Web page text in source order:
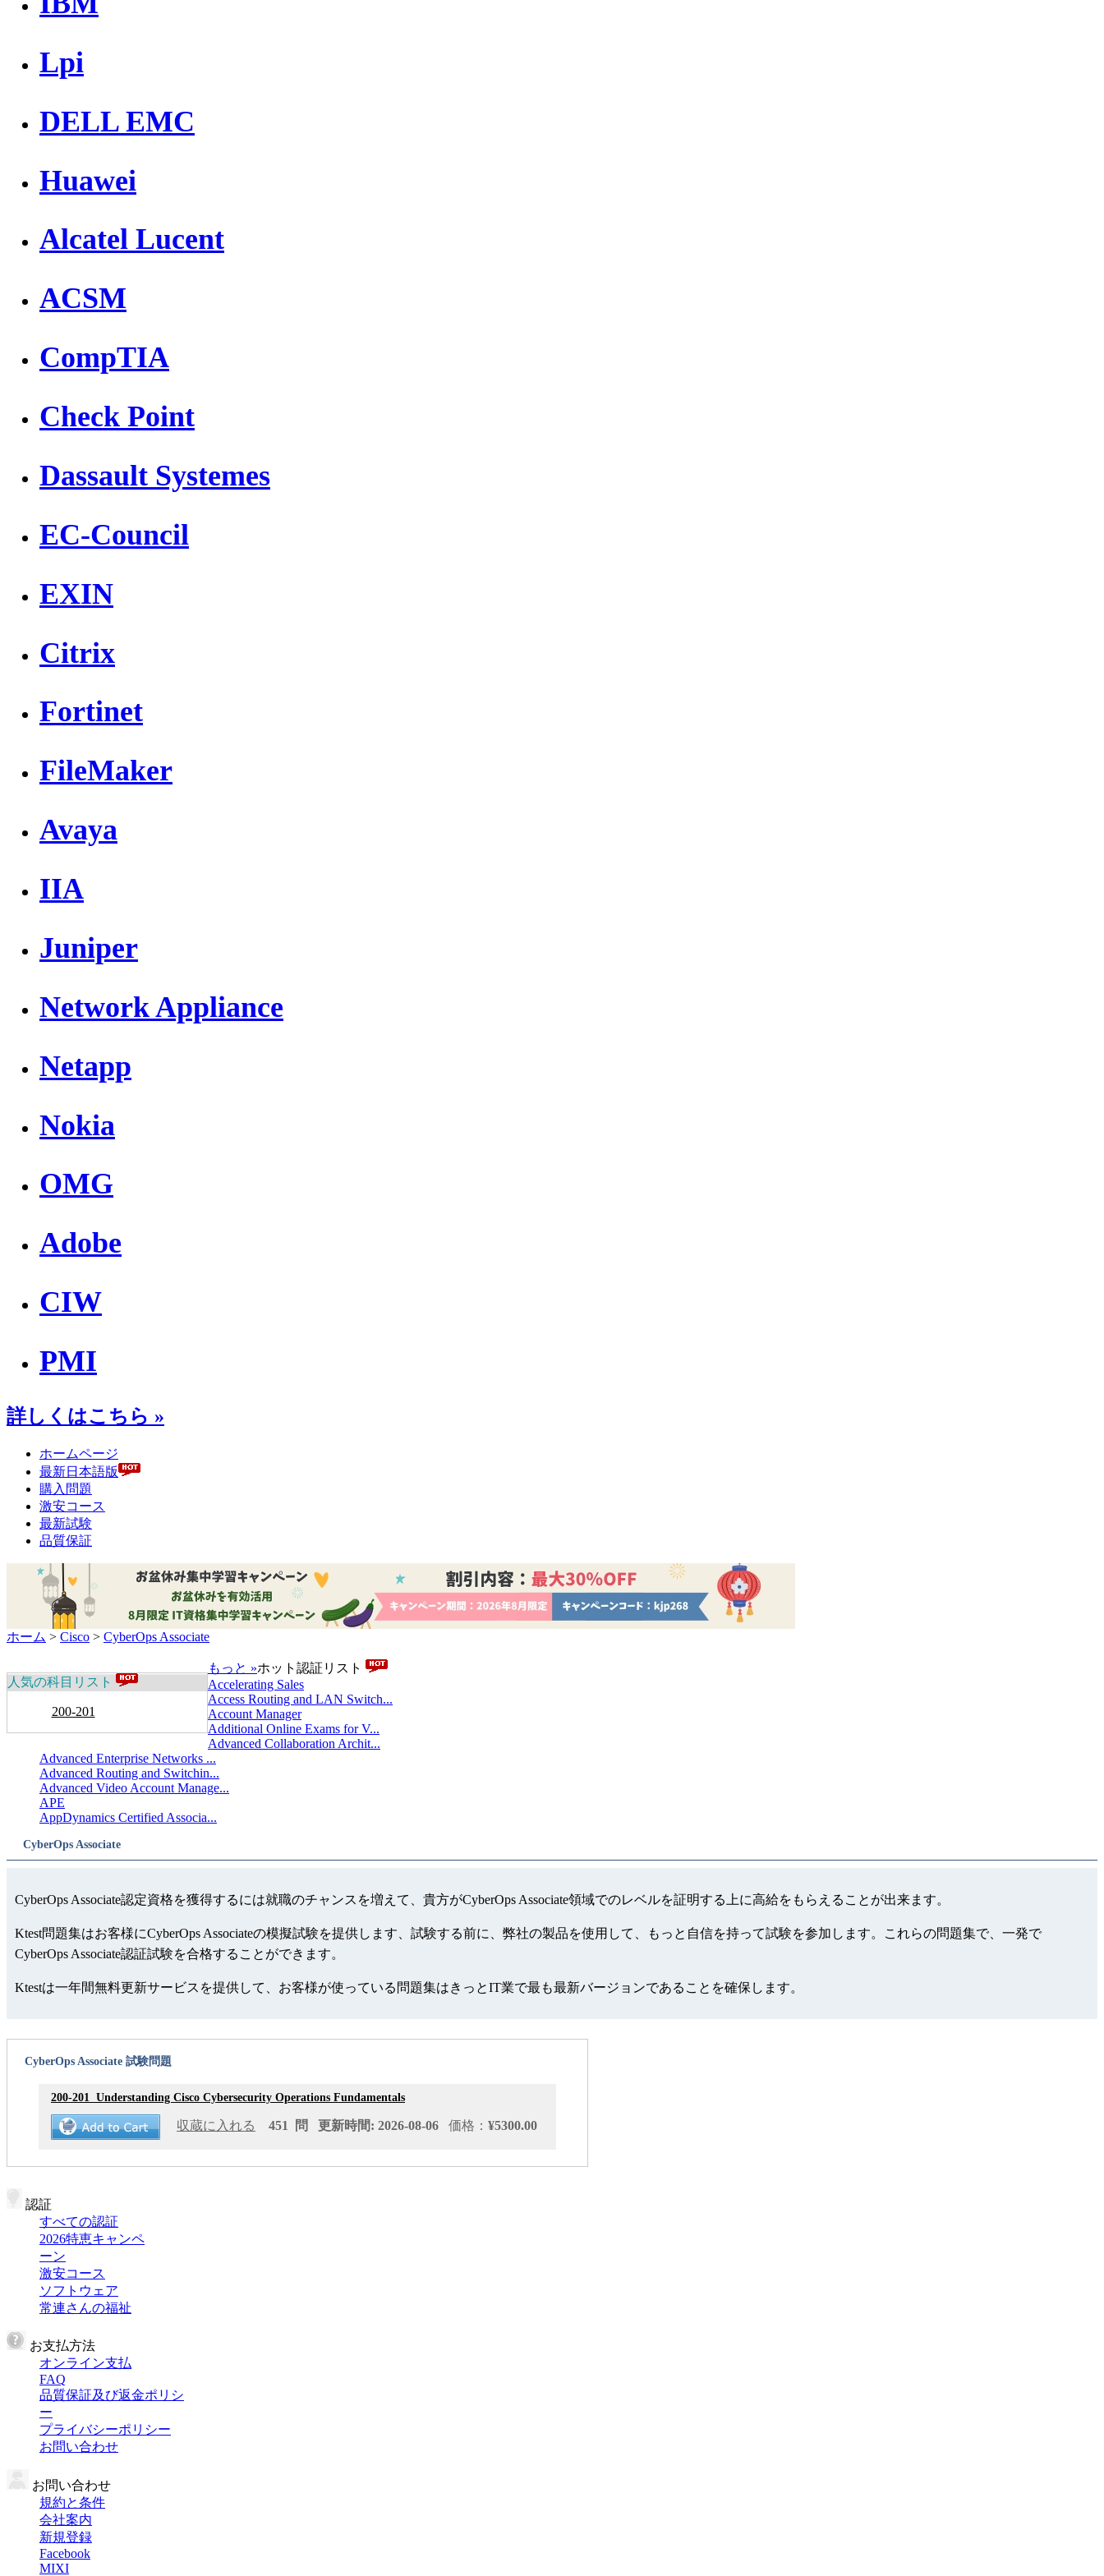
Lpi
DELL EMC
Huawei
Alcatel Lucent
ACSM
CompTIA
Check Point
Dassault Systemes
EC-Council
EXIN
Citrix
Fortinet
FileMaker
Avaya
IIA
Juniper
Network Appliance
Netapp
Nokia
OMG
Adobe
CIW
PMI
詳しくはこちら »
ホームページ
最新日本語版
購入問題
激安コース
最新試験
品質保証
ホーム > Cisco > CyberOps Associate
人気の科目リスト
200-201
もっと »ホット認証リスト
Accelerating Sales
Access Routing and LAN Switch...
Account Manager
Additional Online Exams for V...
Advanced Collaboration Archit...
Advanced Enterprise Networks ...
Advanced Routing and Switchin...
Advanced Video Account Manage...
APE
AppDynamics Certified Associa...
CyberOps Associate
CyberOps Associate認定資格を獲得するには就職のチャンスを増えて、貴方がCyberOps Associate領域でのレベルを証明する上に高給をもらえることが出来ます。
Ktest問題集はお客様にCyberOps Associateの模擬試験を提供します、試験する前に、弊社の製品を使用して、もっと自信を持って試験を参加します。これらの問題集で、一発で
CyberOps Associate認証試験を合格することができます。
Ktestは一年間無料更新サービスを提供して、お客様が使っている問題集はきっとIT業で最も最新バージョンであることを確保します。
CyberOps Associate 試験問題
200-201 Understanding Cisco Cybersecurity Operations Fundamentals
収蔵に入れる 451 問 更新時間: 2026-08-06 価格： ¥5300.00
認証
すべての認証
2026特恵キャンペ
ーン
激安コース
ソフトウェア
常連さんの福祉
お支払方法
オンライン支払
FAQ
品質保証及び返金ポリシ
ー
プライバシーポリシー
お問い合わせ
お問い合わせ
規約と条件
会社案内
新規登録
Facebook
MIXI